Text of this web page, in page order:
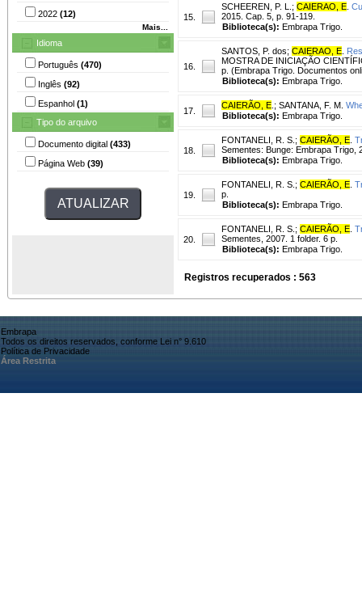
2022 (12)
Mais...
Idioma
Português (470)
Inglês (92)
Espanhol (1)
Tipo do arquivo
Documento digital (433)
Página Web (39)
15.
SCHEEREN, P. L. ; CAIERAO, E
2015. Cap. 5, p. 91-119.
Biblioteca(s): Embrapa Trigo.
16.
SANTOS, P. dos; CAIERAO, E
MOSTRA DE INICIAÇÃO
p. (Embrapa Trigo. Documentos
Biblioteca(s): Embrapa Trigo.
17.
CAIERÃO, E ; SANTANA, F. M.
Biblioteca(s): Embrapa Trigo.
18.
FONTANELI, R. S. ; CAIERÃO, E
Sementes: Bunge: Embrapa Trigo,
Biblioteca(s): Embrapa Trigo.
19.
FONTANELI, R. S. ; CAIERÃO, E
p.
Biblioteca(s): Embrapa Trigo.
20.
FONTANELI, R. S. ; CAIERÃO, E
Sementes, 2007. 1 folder. 6 p.
Biblioteca(s): Embrapa Trigo.
Registros recuperados : 563
Embrapa
Todos os direitos reservados, conforme Lei n° 9.610
Política de Privacidade
Área Restrita